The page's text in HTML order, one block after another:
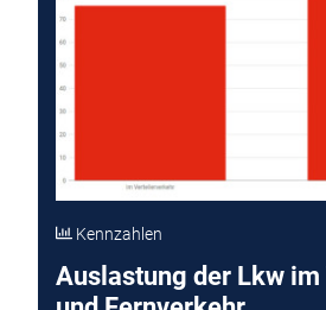
Kennzahlen
Auslastung der Lkw